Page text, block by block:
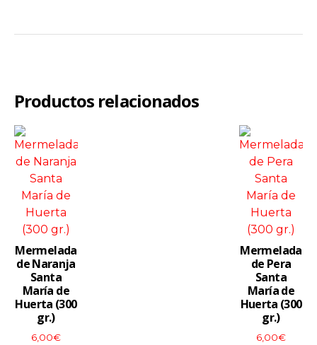
Productos relacionados
View
More
Mermelada
de Naranja
Santa
María de
Huerta (300
gr.)
6,00€
View
More
Mermelada
de Pera
Santa
María de
Huerta (300
gr.)
6,00€